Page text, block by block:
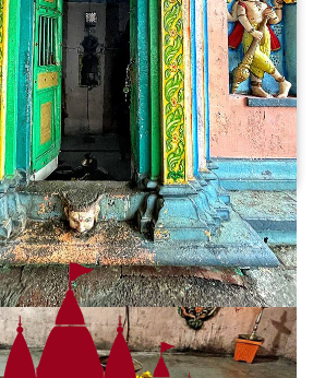
वर्तकनगर, ठाणे शहर, जि. ठाणे
अधिक माहिती